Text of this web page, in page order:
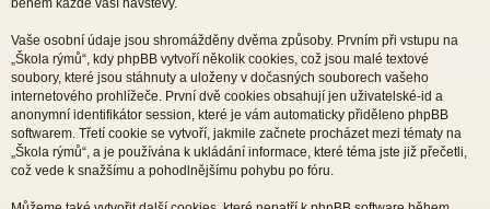
Vaše osobní údaje jsou shromážděny dvěma způsoby. Prvním při vstupu na
„Škola rýmů“, kdy phpBB vytvoří několik cookies, což jsou malé textové
soubory, které jsou stáhnuty a uloženy v dočasných souborech vašeho
internetového prohlížeče. První dvě cookies obsahují jen uživatelské-id a
anonymní identifikátor session, které je vám automaticky přiděleno phpBB
softwarem. Třetí cookie se vytvoří, jakmile začnete procházet mezi tématy na
„Škola rýmů“, a je používána k ukládání informace, které téma jste již přečetli,
což vede k snažšímu a pohodlnějšímu pohybu po fóru.